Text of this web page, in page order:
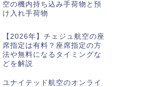
空の機内持ち込み手荷物と預
け入れ手荷物
【2026年】チェジュ航空の座
席指定は有料？座席指定の方
法や無料になるタイミングな
どを解説
ユナイテッド航空のオンライ